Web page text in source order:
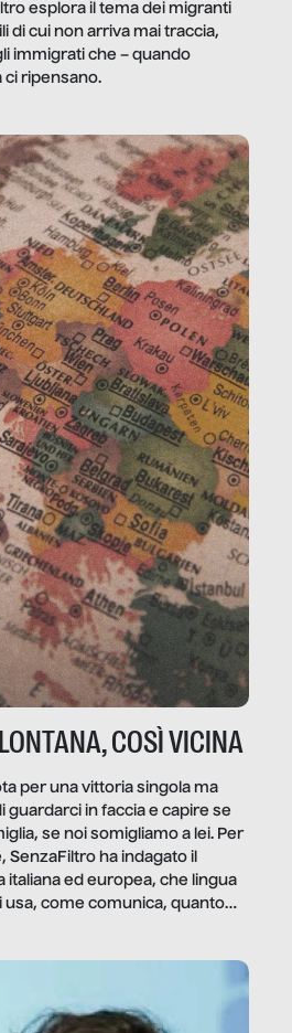
esplora il tema dei migranti
di cui non arriva mai traccia,
immigrati che – quando
ci ripensano.
COSÌ VICINA
per una vittoria singola ma
guardarci in faccia e capire se
se noi somigliamo a lei. Per
ha indagato il
italiana ed europea, che lingua
come comunica, quanto